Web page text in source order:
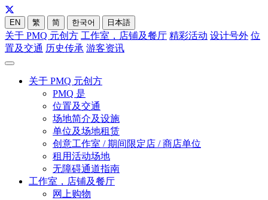
EN 繁 简 한국어 日本語
关于 PMQ 元创方 工作室，店铺及餐厅 精彩活动 设计号外 位
置及交通 历史传承 游客资讯
关于 PMQ 元创方
PMQ 是
位置及交通
场地简介及设施
单位及场地租赁
创意工作室 / 期间限定店 / 商店单位
租用活动场地
无障碍通道指南
工作室，店铺及餐厅
网上购物